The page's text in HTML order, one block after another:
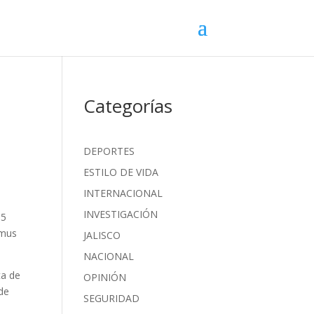
de
Categorías
DEPORTES
ESTILO DE VIDA
INTERNACIONAL
INVESTIGACIÓN
JALISCO
NACIONAL
OPINIÓN
SEGURIDAD